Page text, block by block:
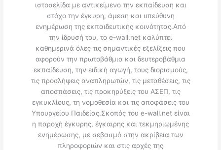
ιστοσελίδα με αντικείμενο την εκπαίδευση και
στόχο την έγκυρη, άμεση και υπεύθυνη
ενημέρωση της εκπαιδευτικής κοινότητας.Από
την ίδρυσή του, το e-wall.net καλύπτει
καθημερινά όλες τις σημαντικές εξελίξεις που
αφορούν την πρωτοβάθμια και δευτεροβάθμια
εκπαίδευση, την ειδική αγωγή, τους διορισμούς,
τις προσλήψεις αναπληρωτών, τις μεταθέσεις, τις
αποσπάσεις, τις προκηρύξεις του ΑΣΕΠ, τις
εγκυκλίους, τη νομοθεσία και τις αποφάσεις του
Υπουργείου Παιδείας.Σκοπός του e-wall.net είναι
η παροχή έγκυρης, έγκαιρης και τεκμηριωμένης
ενημέρωσης, με σεβασμό στην ακρίβεια των
πληροφοριών και στις αρχές της